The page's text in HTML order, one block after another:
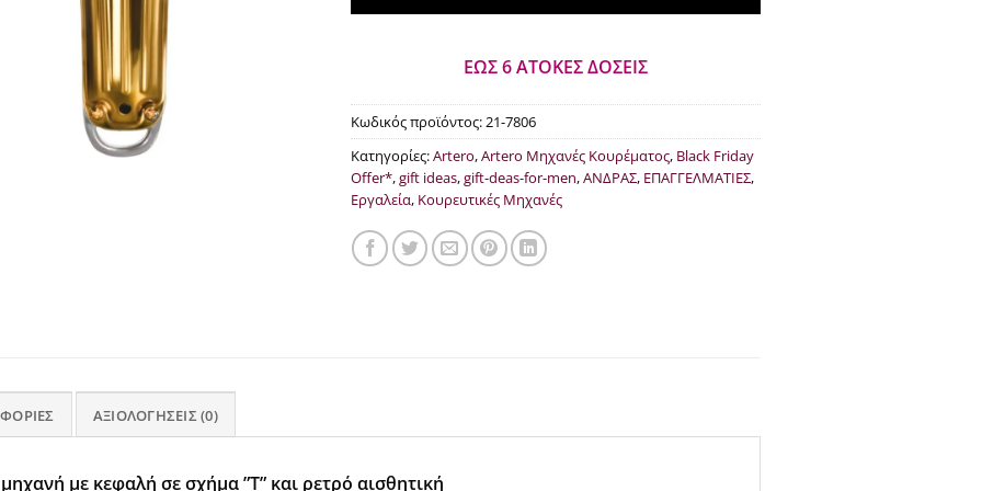
€96.30.
ΕΩΣ 6 ΑΤΟΚΕΣ ΔΟΣΕΙΣ
Κωδικός προϊόντος:21-7806
Κατηγορίες:Artero,Artero Μηχανές Κουρέματος, Black Friday
Offer*,gift ideas,gift-deas-for-men,ΑΝΔΡΑΣ, ΕΠΑΓΓΕΛΜΑΤΙΕΣ,
Εργαλεία, Κουρευτικές Μηχανές
ΑΞΙΟΛΟΓΉΣΕΙΣ (0)
με κεφαλή σε σχήμα ”T” και ρετρό αισθητική